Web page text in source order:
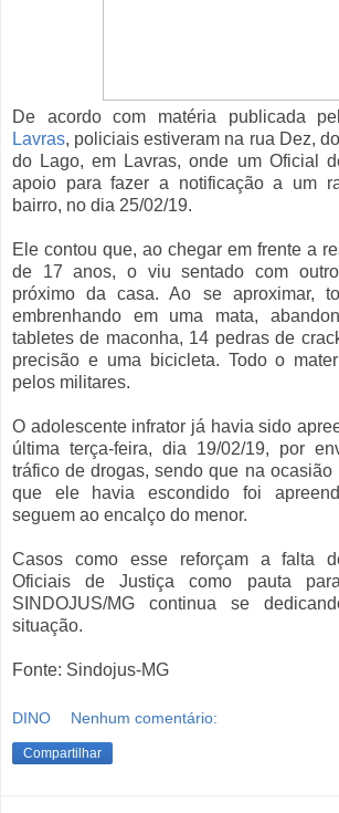
De acordo com matéria publicada
Lavras, policiais estiveram na rua Dez,
do Lago, em Lavras, onde um Oficial
apoio para fazer a notificação a um
bairro, no dia 25/02/19.
Ele contou que, ao chegar em frente a
de 17 anos, o viu sentado com
próximo da casa. Ao se aproximar,
embrenhando em uma mata,
tabletes de maconha, 14 pedras de
precisão e uma bicicleta. Todo o
pelos militares.
O adolescente infrator já havia sido
última terça-feira, dia 19/02/19, por
tráfico de drogas, sendo que na ocasião
que ele havia escondido foi
seguem ao encalço do menor.
Casos como esse reforçam a falta
Oficiais de Justiça como pauta
SINDOJUS/MG continua se
situação.
Fonte: Sindojus-MG
DINO Nenhum comentário:
Compartilhar